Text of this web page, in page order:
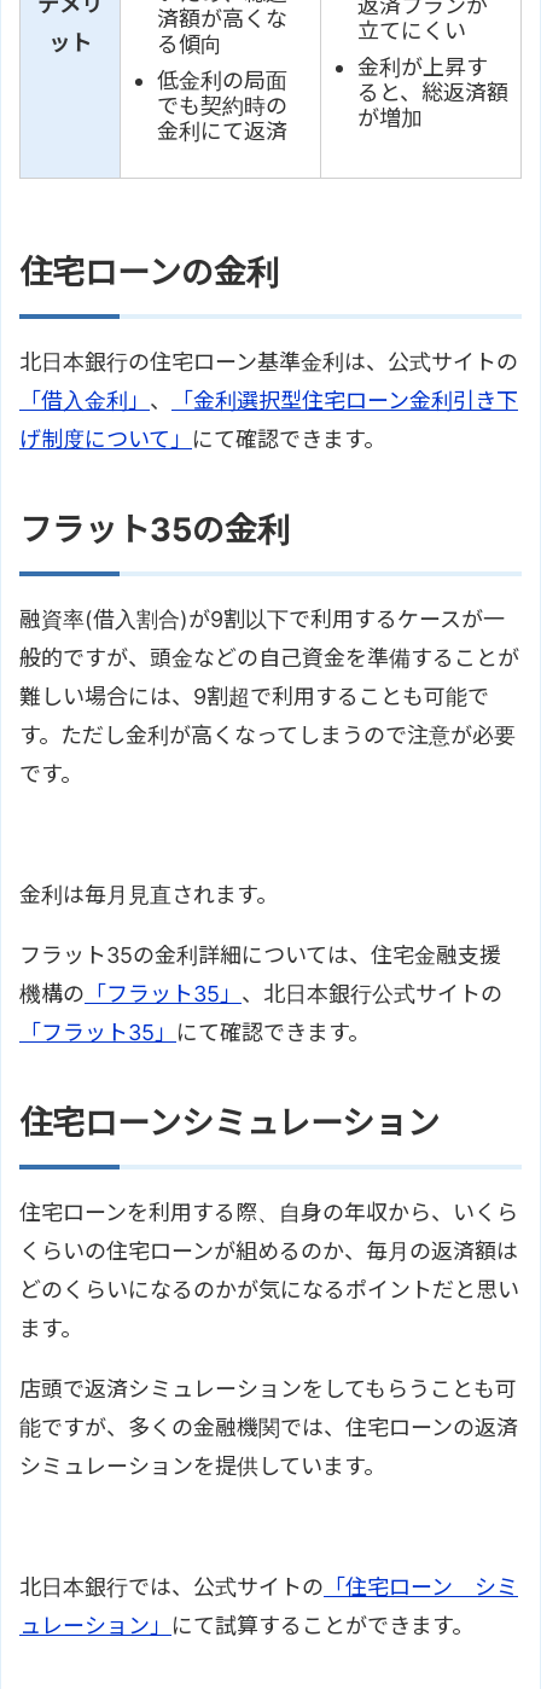
ット
済額が高くな
る傾向
低金利の局面
でも契約時の
金利にて返済
返済プランが
立てにくい
金利が上昇す
ると、総返済額
が増加
住宅ローンの金利
北日本銀行の住宅ローン基準金利は、公式サイトの
「借入金利」 、
「金利選択型住宅ローン金利引き下
げ制度について」 にて確認できます。
フラット35の金利
融資率(借入割合)が9割以下で利用するケースが一
般的ですが、頭金などの自己資金を準備することが
難しい場合には、9割超で利用することも可能で
す。ただし金利が高くなってしまうので注意が必要
です。
金利は毎月見直されます。
フラット35の金利詳細については、住宅金融支援
機構の 「フラット35」 、北日本銀行公式サイトの
「フラット35」 にて確認できます。
住宅ローンシミュレーション
住宅ローンを利用する際、自身の年収から、いくら
くらいの住宅ローンが組めるのか、毎月の返済額は
どのくらいになるのかが気になるポイントだと思い
ます。
店頭で返済シミュレーションをしてもらうことも可
能ですが、多くの金融機関では、住宅ローンの返済
シミュレーションを提供しています。
北日本銀行では、公式サイトの 「住宅ローン シミ
ュレーション」 にて試算することができます。